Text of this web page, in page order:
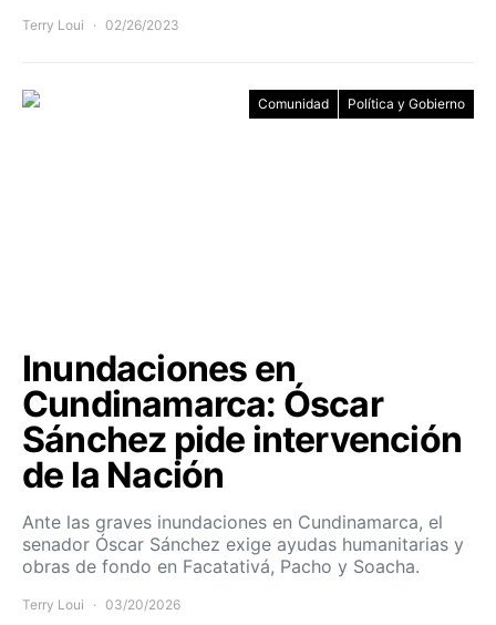
Terry Loui 02/26/2023
Comunidad Política y Gobierno
Inundaciones en
Cundinamarca: Óscar
Sánchez pide intervención
de la Nación
Ante las graves inundaciones en Cundinamarca, el
senador Óscar Sánchez exige ayudas humanitarias y
obras de fondo en Facatativá, Pacho y Soacha.
Terry Loui 03/20/2026